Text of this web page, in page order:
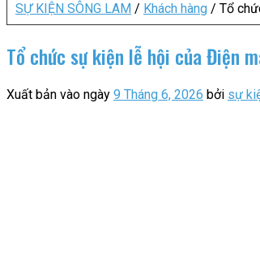
SỰ KIỆN SÔNG LAM / Khách hàng / Tổ
Tổ chức sự kiện lễ hội của Điện
Xuất bản vào ngày 9 Tháng 6, 2026 bởi sự